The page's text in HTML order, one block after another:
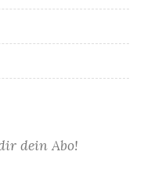
dein Abo!